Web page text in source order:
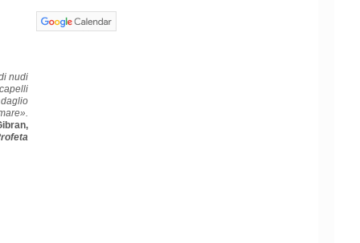
nudi